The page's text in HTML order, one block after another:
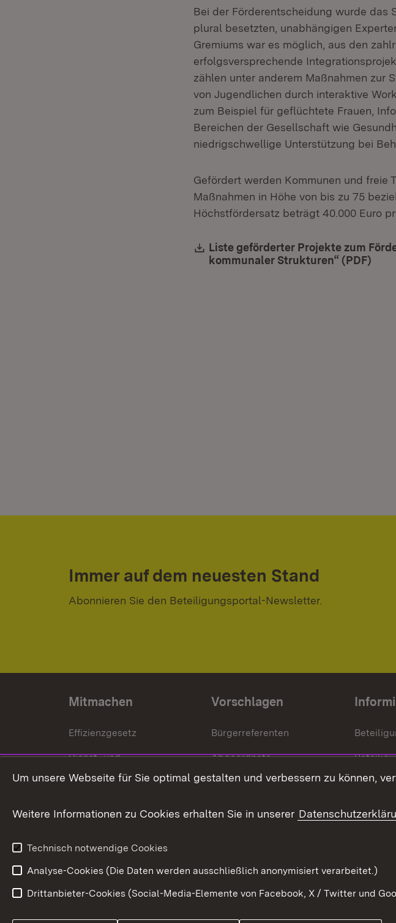
Bei der Förderentscheidung wurde das
plural besetzten, unabhängigen
Gremiums war es möglich, aus den
erfolgsversprechende
zählen unter anderem Maßnahmen zur
von Jugendlichen durch interaktive
zum Beispiel für geflüchtete Frauen,
Bereichen der Gesellschaft wie
niedrigschwellige Unterstützung bei
Gefördert werden Kommunen und freie
Maßnahmen in Höhe von bis zu 75
Höchstfördersatz beträgt 40.000 Euro
Download:
Liste geförderter Projekte zum
kommunaler Strukturen“ (PDF)
Immer auf dem neuesten Stand
Abonnieren Sie den Beteiligungsportal-Newsletter.
Mitmachen
Effizienzgesetz
Dienst- und
Versorgungsbezüge
Weitere
Vorschlagen
Bürgerreferenten
Abgeordnete
Bürgerbeauftragte
Um unsere Webseite für Sie optimal gestalten und verbessern zu können,
Weitere Informationen zu Cookies erhalten Sie in unserer
Technisch notwendige Cookies
Analyse-Cookies (Die Daten werden ausschließlich anonymisiert verarbeitet.)
Drittanbieter-Cookies (Social-Media-Elemente von Facebook, X / Twitter und